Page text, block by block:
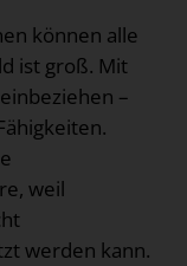
können alle
ist groß. Mit
–
weil
werden kann.